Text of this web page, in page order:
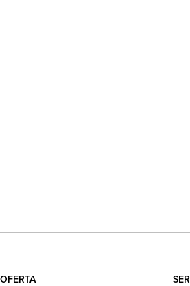
OFERTA